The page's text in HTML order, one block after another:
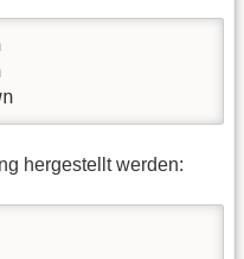
hergestellt werden: